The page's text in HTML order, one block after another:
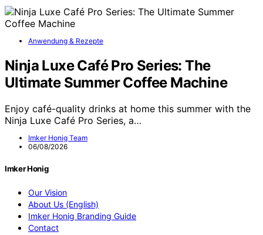
Anwendung & Rezepte
Ninja Luxe Café Pro Series: The
Ultimate Summer Coffee Machine
Enjoy café-quality drinks at home this summer with the
Ninja Luxe Café Pro Series, a…
Imker Honig Team
06/08/2026
Imker Honig
Our Vision
About Us (English)
Imker Honig Branding Guide
Contact